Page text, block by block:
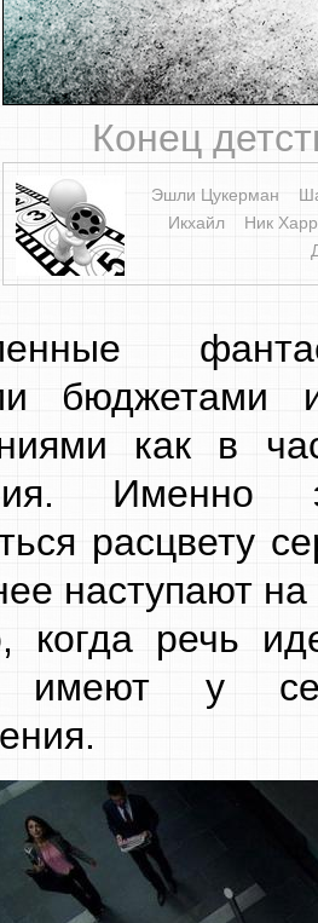
Конец
Эшли Цукерман
Икхайл
Ник
как в
расцвету
наступают
когда речь
имеют у